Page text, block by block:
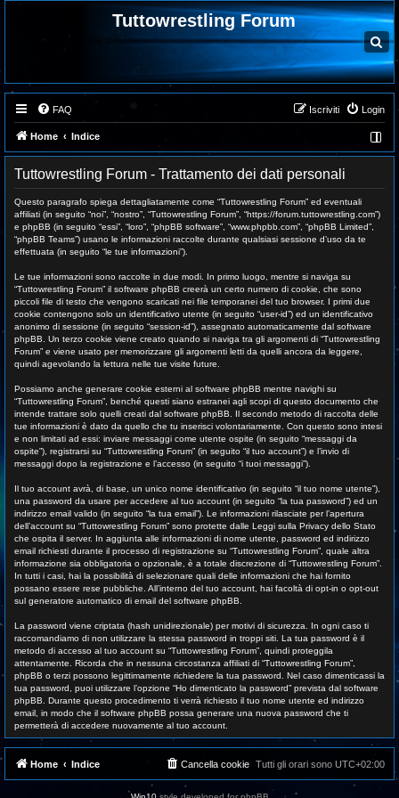
Tuttowrestling Forum
C
e
r
c
a
FAQ Login
Iscriviti
Home Indice
Tuttowrestling Forum - Trattamento dei dati personali
Questo paragrafo spiega dettagliatamente come “Tuttowrestling Forum” ed eventuali
affiliati (in seguito “noi”, “nostro”, “Tuttowrestling Forum”, “https://forum.tuttowrestling.com”)
e phpBB (in seguito “essi”, “loro”, “phpBB software”, “www.phpbb.com”, “phpBB Limited”,
“phpBB Teams”) usano le informazioni raccolte durante qualsiasi sessione d’uso da te
effettuata (in seguito “le tue informazioni”).
Le tue informazioni sono raccolte in due modi. In primo luogo, mentre si naviga su
“Tuttowrestling Forum” il software phpBB creerà un certo numero di cookie, che sono
piccoli file di testo che vengono scaricati nei file temporanei del tuo browser. I primi due
cookie contengono solo un identificativo utente (in seguito “user-id”) ed un identificativo
anonimo di sessione (in seguito “session-id”), assegnato automaticamente dal software
phpBB. Un terzo cookie viene creato quando si naviga tra gli argomenti di “Tuttowrestling
Forum” e viene usato per memorizzare gli argomenti letti da quelli ancora da leggere,
quindi agevolando la lettura nelle tue visite future.
Possiamo anche generare cookie esterni al software phpBB mentre navighi su
“Tuttowrestling Forum”, benché questi siano estranei agli scopi di questo documento che
intende trattare solo quelli creati dal software phpBB. Il secondo metodo di raccolta delle
tue informazioni è dato da quello che tu inserisci volontariamente. Con questo sono intesi
e non limitati ad essi: inviare messaggi come utente ospite (in seguito “messaggi da
ospite”), registrarsi su “Tuttowrestling Forum” (in seguito “il tuo account”) e l’invio di
messaggi dopo la registrazione e l’accesso (in seguito “i tuoi messaggi”).
Il tuo account avrà, di base, un unico nome identificativo (in seguito “il tuo nome utente”),
una password da usare per accedere al tuo account (in seguito “la tua password”) ed un
indirizzo email valido (in seguito “la tua email”). Le informazioni rilasciate per l’apertura
dell’account su “Tuttowrestling Forum” sono protette dalle Leggi sulla Privacy dello Stato
che ospita il server. In aggiunta alle informazioni di nome utente, password ed indirizzo
email richiesti durante il processo di registrazione su “Tuttowrestling Forum”, quale altra
informazione sia obbligatoria o opzionale, è a totale discrezione di “Tuttowrestling Forum”.
In tutti i casi, hai la possibilità di selezionare quali delle informazioni che hai fornito
possano essere rese pubbliche. All’interno del tuo account, hai facoltà di opt-in o opt-out
sul generatore automatico di email del software phpBB.
La password viene criptata (hash unidirezionale) per motivi di sicurezza. In ogni caso ti
raccomandiamo di non utilizzare la stessa password in troppi siti. La tua password è il
metodo di accesso al tuo account su “Tuttowrestling Forum”, quindi proteggila
attentamente. Ricorda che in nessuna circostanza affiliati di “Tuttowrestling Forum”,
phpBB o terzi possono legittimamente richiedere la tua password. Nel caso dimenticassi la
tua password, puoi utilizzare l’opzione “Ho dimenticato la password” prevista dal software
phpBB. Durante questo procedimento ti verrà richiesto il tuo nome utente ed indirizzo
email, in modo che il software phpBB possa generare una nuova password che ti
permetterà di accedere nuovamente al tuo account.
Home Indice Tutti gli orari sono UTC+02:00
Cancella cookie